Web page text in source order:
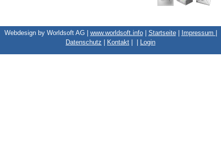
Webdesign by Worldsoft AG | www.worldsoft.info| Startseite| Impressum
Datenschutz
Kontakt Login